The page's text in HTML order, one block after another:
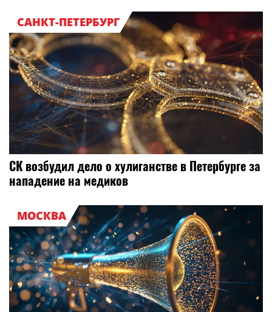
САНКТ-ПЕТЕРБУРГ
СК возбудил дело о хулиганстве в Петербурге за
нападение на медиков
МОСКВА